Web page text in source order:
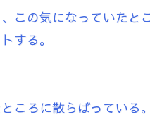
この気になっていたと
する。
ころに散らばっている